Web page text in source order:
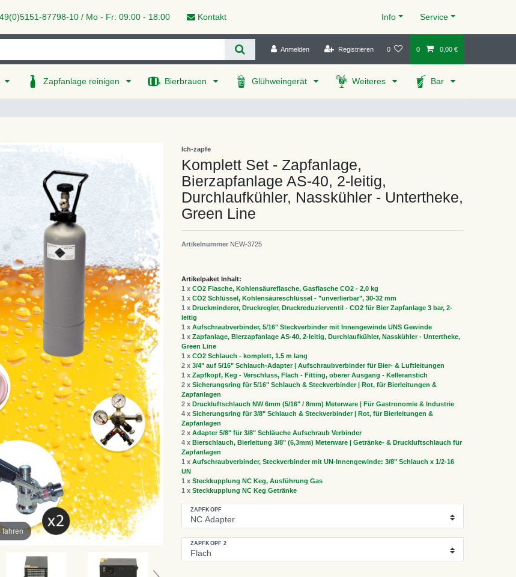
87798-10 / Mo - Fr: 09:00 - 18:00 Kontakt Info Service
Anmelden Registrieren 0 0 0,00 €
Zapfanlage reinigen Bierbrauen Glühweingerät Weiteres Bar
fahren
Ich-zapfe
Komplett Set - Zapfanlage,
Bierzapfanlage AS-40, 2-leitig,
Durchlaufkühler, Nasskühler - Untertheke,
Green Line
Artikelnummer NEW-3725
Artikelpaket Inhalt:
1 x CO2 Flasche, Kohlensäureflasche, Gasflasche CO2 - 2,0 kg
1 x CO2 Schlüssel, Kohlensäureschlüssel - "unverlierbar", 30-32 mm
1 x Druckminderer, Druckregler, Druckreduzierventil - CO2 für Bier Zapfanlage 3 bar, 2-
leitig
1 x Aufschraubverbinder, 5/16" Steckverbinder mit Innengewinde UNS Gewinde
1 x Zapfanlage, Bierzapfanlage AS-40, 2-leitig, Durchlaufkühler, Nasskühler - Untertheke,
Green Line
1 x CO2 Schlauch - komplett, 1.5 m lang
2 x 3/4" auf 5/16" Schlauch-Adapter | Aufschraubverbinder für Bier- & Luftleitungen
1 x Zapfkopf, Keg - Verschluss, Flach - Fitting, oberer Ausgang - Kelleranstich
2 x Sicherungsring für 5/16" Schlauch & Steckverbinder | Rot, für Bierleitungen &
Zapfanlagen
2 x Druckluftschlauch NW 6mm (5/16" / 8mm) Meterware | Für Gastronomie & Industrie
4 x Sicherungsring für 3/8" Schlauch & Steckverbinder | Rot, für Bierleitungen &
Zapfanlagen
2 x Adapter 5/8" für 3/8" Schläuche Aufschraub Verbinder
4 x Bierschlauch, Bierleitung 3/8" (6,3mm) Meterware | Getränke- & Druckluftschlauch für
Zapfanlagen
1 x Aufschraubverbinder, Steckverbinder mit UN-Innengewinde: 3/8" Schlauch x 1/2-16
UN
1 x Steckkupplung NC Keg, Ausführung Gas
1 x Steckkupplung NC Keg Getränke
ZAPFKOPF
ZAPFKOPF 2